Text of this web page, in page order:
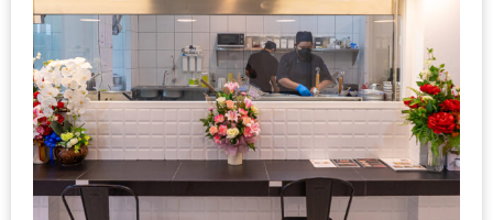
เด็ด
จาก
ANNA
FARM
ที่
ใจ